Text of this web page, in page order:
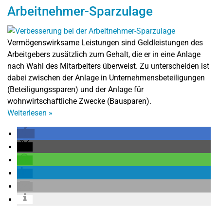
Arbeitnehmer-Sparzulage
Vermögenswirksame Leistungen sind Geldleistungen des
Arbeitgebers zusätzlich zum Gehalt, die er in eine Anlage
nach Wahl des Mitarbeiters überweist. Zu unterscheiden ist
dabei zwischen der Anlage in Unternehmensbeteiligungen
(Beteiligungssparen) und der Anlage für
wohnwirtschaftliche Zwecke (Bausparen).
Weiterlesen »